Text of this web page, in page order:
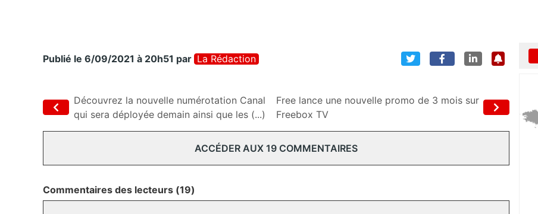
Publié le 6/09/2021 à 20h51 par La Rédaction
Découvrez la nouvelle numérotation Canal
qui sera déployée demain ainsi que les (...)
Free lance une nouvelle promo de 3 mois sur
Freebox TV
ACCÉDER AUX 19 COMMENTAIRES
Commentaires des lecteurs (19)